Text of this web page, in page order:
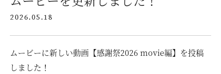
施工事例
ラインナップ
2026.05.18
ムービーに新しい動画【感謝祭2026 movie編】を投稿
しました！